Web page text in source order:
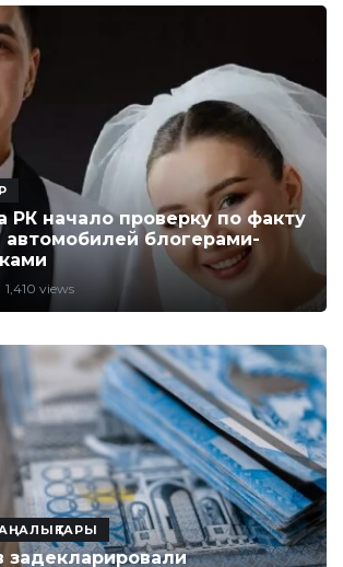
РК начало проверку по факту
блогерами-
1,410 views
задекларировали